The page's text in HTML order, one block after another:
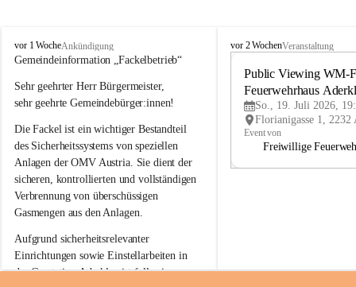
A
d
r
k
a
a
vor 1 WocheAnkündigung
Gemeindeinformation „Fackelbetrieb“
Sehr geehrter Herr Bürgermeister,
sehr geehrte Gemeindebürger:innen!
Die Fackel ist ein wichtiger Bestandteil
des Sicherheitssystems von speziellen
Anlagen der OMV Austria. Sie dient der
sicheren, kontrollierten und vollständigen
Verbrennung von überschüssigen
Gasmengen aus den Anlagen.
Aufgrund sicherheitsrelevanter
Einrichtungen sowie Einstellarbeiten in
der Gasstation Aderklaa ist fallweise
A
vor 2 WochenVeranstaltung
Public Viewing WM-
Feuerwehrhaus
So., 19. Juli 2026,
Event von
Freiwillige